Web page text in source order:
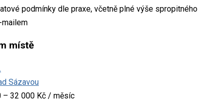
podmínky dle praxe, včetně plné výše spropitného
mailem
místě
Sázavou
– 32 000 Kč / měsíc